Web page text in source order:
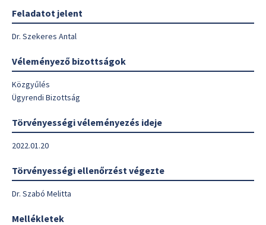
Feladatot jelent
Dr. Szekeres Antal
Véleményező bizottságok
Közgyűlés
Ügyrendi Bizottság
Törvényességi véleményezés ideje
2022.01.20
Törvényességi ellenőrzést végezte
Dr. Szabó Melitta
Mellékletek